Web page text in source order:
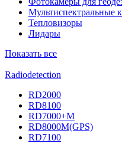
Мультиспектральные
Тепловизоры
Лидары
Показать все
Radiodetection
RD2000
RD8100
RD7000+M
RD8000M(GPS)
RD7100